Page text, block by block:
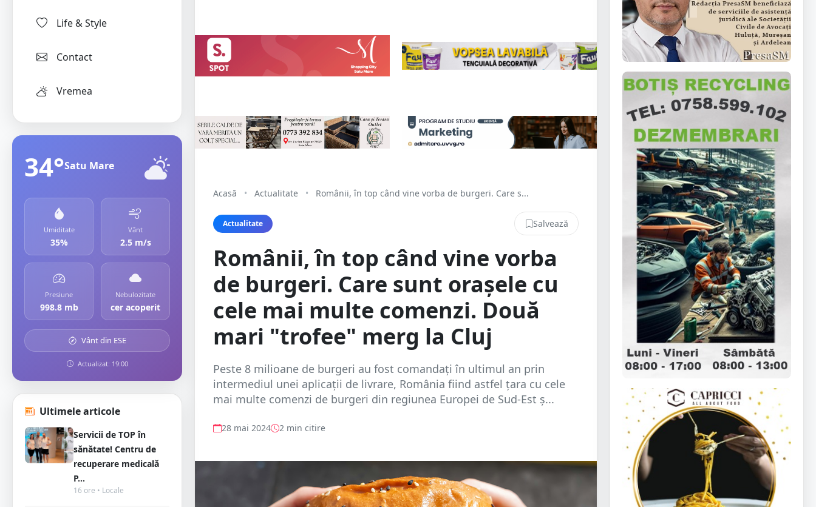
Life & Style
Contact
Vremea
34°Satu Mare
Umiditate
35%
Vânt
2.5 m/s
Presiune
998.8 mb
Nebulozitate
cer acoperit
Vânt din ESE
Actualizat: 19:00
Ultimele articole
Servicii de TOP în
sănătate! Centru de
recuperare medicală
P...
16 ore • Locale
Acasă • Actualitate • Românii, în top când vine vorba de burgeri. Care s...
Actualitate Salvează
Românii, în top când vine vorba
de burgeri. Care sunt orașele cu
cele mai multe comenzi. Două
mari "trofee" merg la Cluj
Peste 8 milioane de burgeri au fost comandaţi în ultimul an prin
intermediul unei aplicaţii de livrare, România fiind astfel ţara cu cele
mai multe comenzi de burgeri din regiunea Europei de Sud-Est ş...
28 mai 2024 2 min citire